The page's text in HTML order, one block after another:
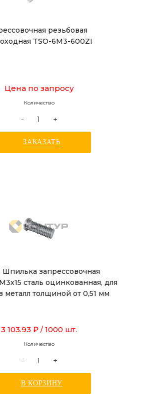
резьбовая
TSO-6M3-600ZI
Цена по запросу
Количество
- +
ЗАКАЗАТЬ
Шпилька запрессовочная
сталь оцинкованная, для
металл толщиной от 0,51 мм
3 103.93 ₽ / 1000 шт.
Количество
- +
В КОРЗИНУ